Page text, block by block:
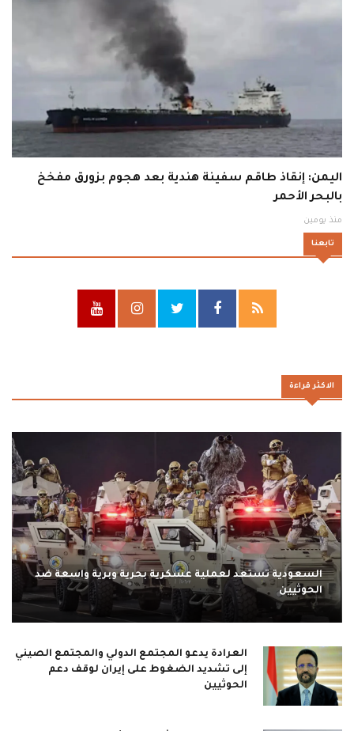
اليمن: إنقاذ طاقم سفينة هندية بعد هجوم بزورق مفخخ
بالبحر الأحمر
منذ يومين
تابعنا
الاكثر قراءة
السعودية تستعد لعملية عسكرية بحرية وبرية واسعة ضد
الحوثيين
العرادة يدعو المجتمع الدولي والمجتمع الصيني
إلى تشديد الضغوط على إيران لوقف دعم
الحوثيين